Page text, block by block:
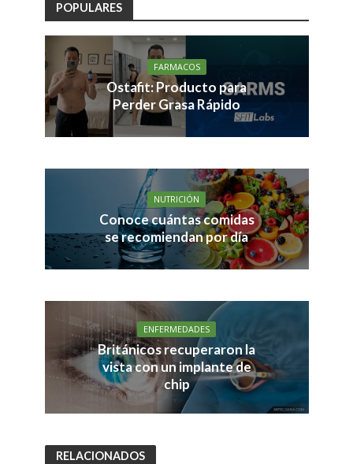
POPULARES
FARMACOS
Ostafit: Producto para
Perder Grasa Rápido
NUTRICIÓN
Conoce cuántas comidas
se recomiendan por día
ENFERMEDADES
Británicos recuperaron la
vista con un implante de
chip
RELACIONADOS